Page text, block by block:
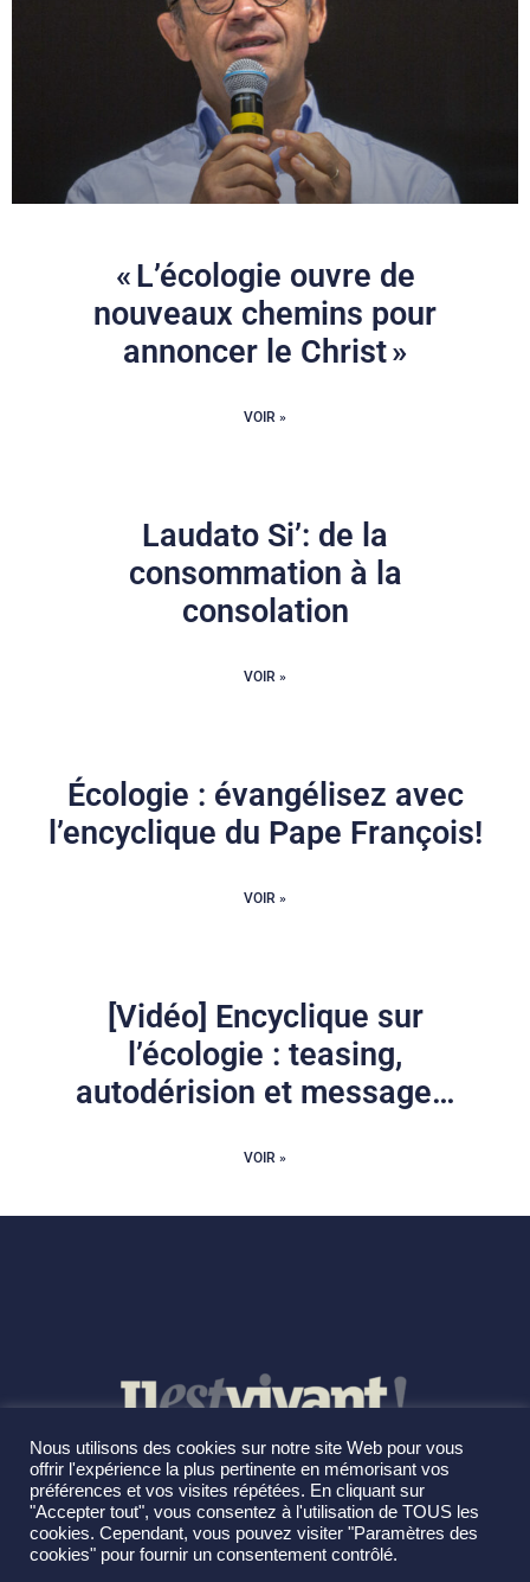
« L’écologie ouvre de
nouveaux chemins pour
annoncer le Christ »
VOIR »
Laudato Si’: de la
consommation à la
consolation
VOIR »
Écologie : évangélisez avec
l’encyclique du Pape François!
VOIR »
[Vidéo] Encyclique sur
l’écologie : teasing,
autodérision et message…
VOIR »
Nous utilisons des cookies sur notre site Web pour vous
offrir l'expérience la plus pertinente en mémorisant vos
préférences et vos visites répétées. En cliquant sur
"Accepter tout", vous consentez à l'utilisation de TOUS les
cookies. Cependant, vous pouvez visiter "Paramètres des
cookies" pour fournir un consentement contrôlé.